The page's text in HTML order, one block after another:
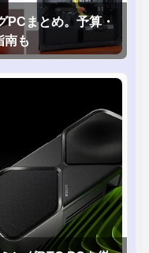
PCまとめ。予算・
南も